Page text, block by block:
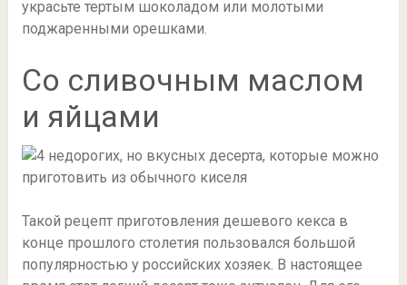
украсьте тертым шоколадом или молотыми
поджаренными орешками.
Со сливочным маслом
и яйцами
Такой рецепт приготовления дешевого кекса в
конце прошлого столетия пользовался большой
популярностью у российских хозяек. В настоящее